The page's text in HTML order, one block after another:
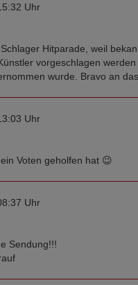
Uhr
Hitparade, weil
vorgeschlagen
wurde. Bravo an
Uhr
Voten geholfen hat 😉
Uhr
Sendung!!!